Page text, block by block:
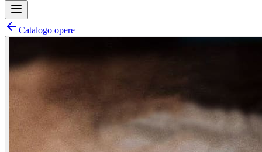
Catalogo opere